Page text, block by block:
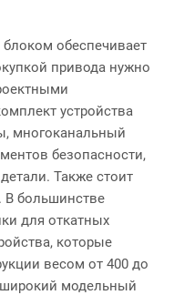
обеспечивает
привода нужно
устройства
многоканальный
безопасности,
Также стоит
В большинстве
для откатных
которые
весом от 400 до
модельный